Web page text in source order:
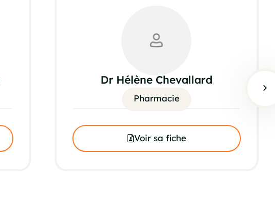
Dr Hélène Chevallard
Pharmacie
Voir sa fiche